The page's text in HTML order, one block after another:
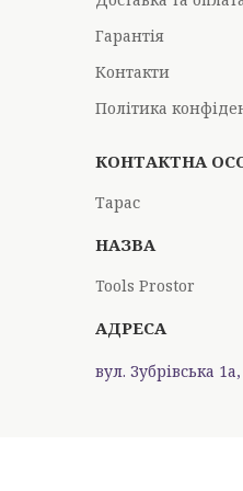
Гарантія
Контакти
Політика
Тарас
Tools Prostor
вул. Зубрівська